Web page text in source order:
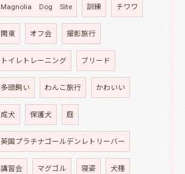
Magnolia Dog Site 訓練 チワワ
関東 オフ会 撮影旅行
トイレトレーニング ブリード
多頭飼い わんこ旅行 かわいい
成犬 保護犬 庭
英国プラチナゴールデンレトリーバー
講習会 マグゴル 寝姿 犬種